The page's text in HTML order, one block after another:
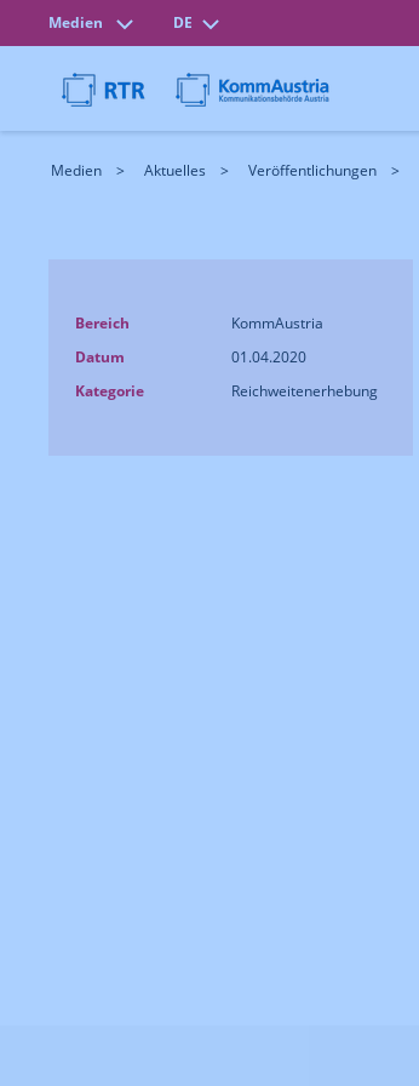
Medien DE
Medien Aktuelles Veröffentlichungen
Bereich
KommAustria
Datum
01.04.2020
Kategorie
Reichweitenerhebung